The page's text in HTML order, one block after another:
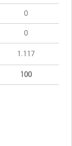
0
0
1.117
100